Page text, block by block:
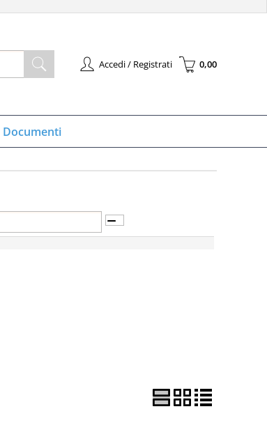
Accedi / Registrati
il
e poi
Se non sei ancora registrato sul
0,00
Documenti